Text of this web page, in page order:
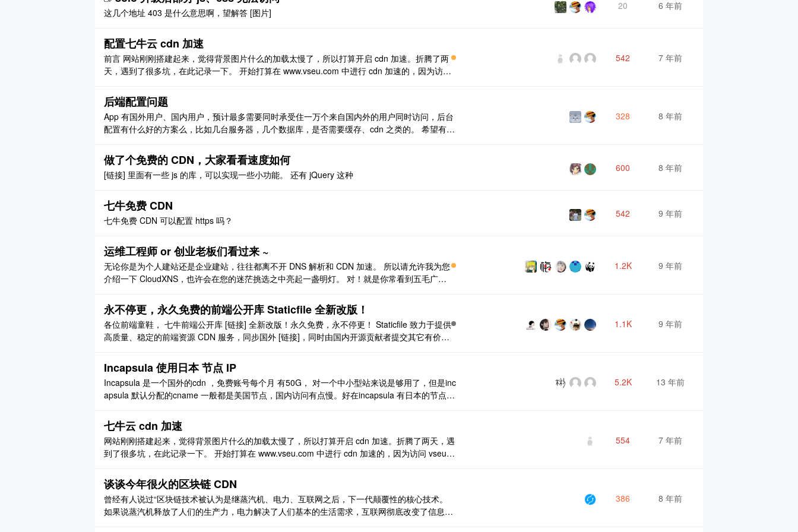
这几个地址 403 是什么意思啊，望解答 [图片]
20 6 年前
配置七牛云 cdn 加速
前言 网站刚刚搭建起来，觉得背景图片什么的加载太慢了，所以打算开启 cdn 加速。折腾了两
天，遇到了很多坑，在此记录一下。 开始打算在 www.vseu.com 中进行 cdn 加速的，因为访问
542 7 年前
后端配置问题
App 有国外用户、国内用户，预计最多需要同时承受住一万个来自国内外的用户同时访问，后台
配置有什么好的方案么，比如几台服务器，几个数据库，是否需要缓存、cdn 之类的。 希望有这
多需要同时承受住一万个来自国内外的用户同时访问，后台 ..
328 8 年前
做了个免费的 CDN，大家看看速度如何
[链接] 里面有一些 js 的库，可以实现一些小功能。 还有 jQuery 这种
600 8 年前
七牛免费 CDN
七牛免费 CDN 可以配置 https 吗？
542 9 年前
运维工程师 or 创业老板们看过来 ~
无论你是为个人建站还是企业建站，往往都离不开 DNS 解析和 CDN 加速。 所以请允许我为您
介绍一下 CloudXNS，也许会在您的迷茫挑选之中亮起一盏明灯。 对！就是你常看到五毛广告
互联旗下北京快网自 ..
1.2K 9 年前
永不停更，永久免费的前端公开库 Staticfile 全新改版！
各位前端童鞋， 七牛前端公开库 [链接] 全新改版！永久免费，永不停更！ Staticfile 致力于提供
高质量、稳定的前端资源 CDN 服务，同步国外 [链接]，同时由国内开源贡献者提交其它有价值
它从前端到后端的变化了。经过几 ..
1.1K 9 年前
Incapsula 使用日本 节点 IP
Incapsula 是一个国外的cdn ，免费账号每个月 有50G， 对一个中小型站来说是够用了，但是inc
apsula 默认分配的cname 一般都是美国节点，国内访问有点慢。好在incapsula 有日本的节点。
5.2K 13 年前
七牛云 cdn 加速
网站刚刚搭建起来，觉得背景图片什么的加载太慢了，所以打算开启 cdn 加速。折腾了两天，遇
到了很多坑，在此记录一下。 开始打算在 www.vseu.com 中进行 cdn 加速的，因为访问 vseu.c
554 7 年前
谈谈今年很火的区块链 CDN
曾经有人说过“区块链技术被认为是继蒸汽机、电力、互联网之后，下一代颠覆性的核心技术。
如果说蒸汽机释放了人们的生产力，电力解决了人们基本的生活需求，互联网彻底改变了信息传
386 8 年前